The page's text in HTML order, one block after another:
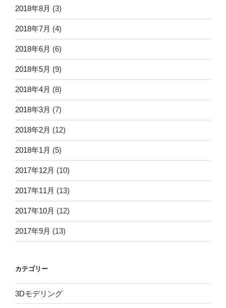
2018年8月 (3)
2018年7月 (4)
2018年6月 (6)
2018年5月 (9)
2018年4月 (8)
2018年3月 (7)
2018年2月 (12)
2018年1月 (5)
2017年12月 (10)
2017年11月 (13)
2017年10月 (12)
2017年9月 (13)
カテゴリー
3Dモデリング